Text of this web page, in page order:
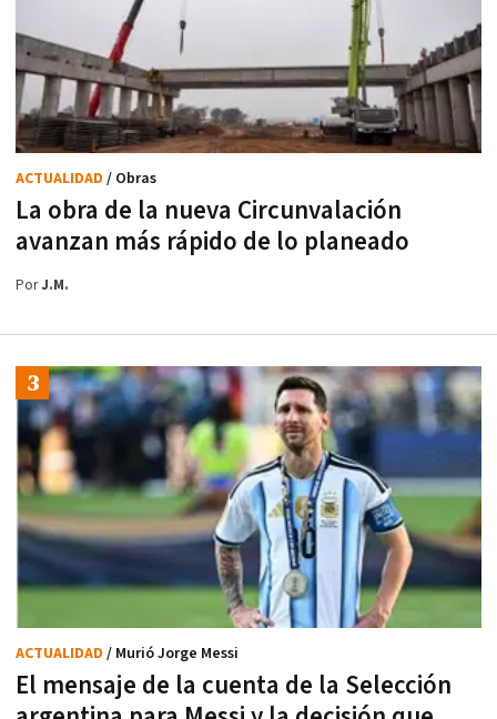
La obra de la nueva Circunvalación
avanzan más rápido de lo planeado
ACTUALIDAD / Obras
PorJ.M.
El mensaje de la cuenta de la Selección
ACTUALIDAD / Murió Jorge Messi